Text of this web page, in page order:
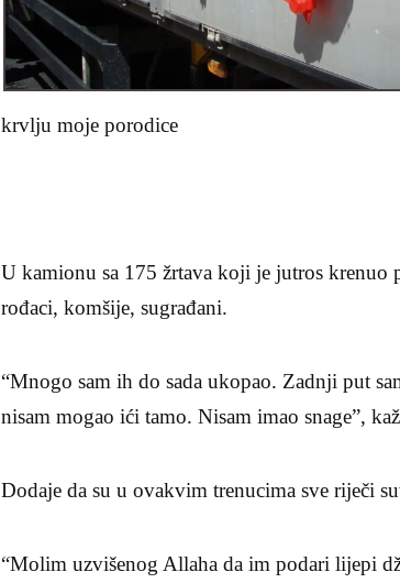
krvlju moje porodice
U kamionu sa 175 žrtava koji je jutros krenuo
rođaci, komšije, sugrađani.
“Mnogo sam ih do sada ukopao. Zadnji put
nisam mogao ići tamo. Nisam imao snage”,
Dodaje da su u ovakvim trenucima sve riječi
“Molim uzvišenog Allaha da im podari lijepi